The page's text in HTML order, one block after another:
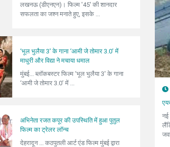
लखनऊ (डीएनएन)। फिल्म '45' की शानदार
सफलता का जश्न मनाते हुए, इसके ...
‘भूल भुलैया 3' के गाना ‘आमी जे तोमार 3.0’ में
माधुरी और विद्या ने मचाया धमाल
मुंबई... ब्लॉकबस्टर फिल्म ‘भूल भुलैया 3' के गाना
‘आमी जे तोमार 3.0’ में ...
अभिनेता रजत कपूर की उपस्थिति में हुआ पुतुल
फिल्म का ट्रेलर लॉन्च
देहरादून ... कठपुतली आर्ट एंड फिल्म मुंबई द्वारा
नई